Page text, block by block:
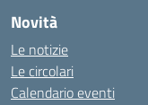
Novità
Le notizie
Le circolari
Calendario eventi